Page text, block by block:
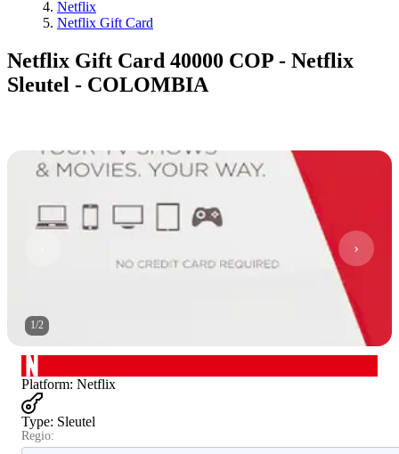
Netflix
Netflix Gift Card
Netflix Gift Card 40000 COP - Netflix
Sleutel - COLOMBIA
1/2
Platform: Netflix
Type: Sleutel
Regio: